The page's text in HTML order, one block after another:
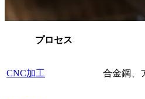
プロセス
CNC加工 合金鋼、